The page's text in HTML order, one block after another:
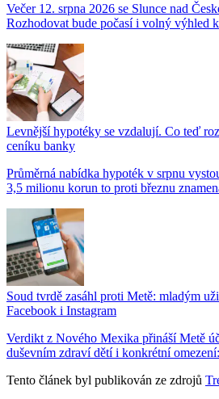
Večer 12. srpna 2026 se Slunce nad
Rozhodovat bude počasí i volný výhled
Levnější hypotéky se vzdalují. Co teď
ceníku banky
Průměrná nabídka hypoték v srpnu
3,5 milionu korun to proti březnu
Soud tvrdě zasáhl proti Metě: mladým
Facebook i Instagram
Verdikt z Nového Mexika přináší Metě
duševním zdraví dětí i konkrétní
Tento článek byl publikován ze zdrojů